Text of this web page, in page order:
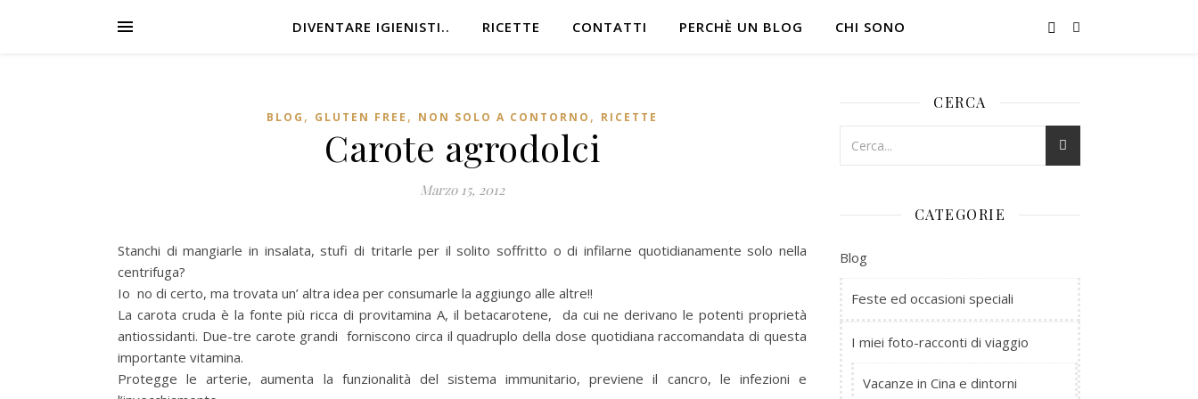
DIVENTARE IGIENISTI.. RICETTE CONTATTI PERCHÈ UN BLOG CHI SONO
BLOG , GLUTEN FREE , NON SOLO A CONTORNO , RICETTE
Carote agrodolci
Marzo 15, 2012
Stanchi di mangiarle in insalata, stufi di tritarle per il solito soffritto o di infilarne quotidianamente solo nella
centrifuga?
Io no di certo, ma trovata un’ altra idea per consumarle la aggiungo alle altre!!
La carota cruda è la fonte più ricca di provitamina A, il betacarotene, da cui ne derivano le potenti proprietà
antiossidanti. Due-tre carote grandi forniscono circa il quadruplo della dose quotidiana raccomandata di questa
importante vitamina.
Protegge le arterie, aumenta la funzionalità del sistema immunitario, previene il cancro, le infezioni e
CERCA
CATEGORIE
Blog
Feste ed occasioni speciali
I miei foto-racconti di viaggio
Vacanze in Cina e dintorni